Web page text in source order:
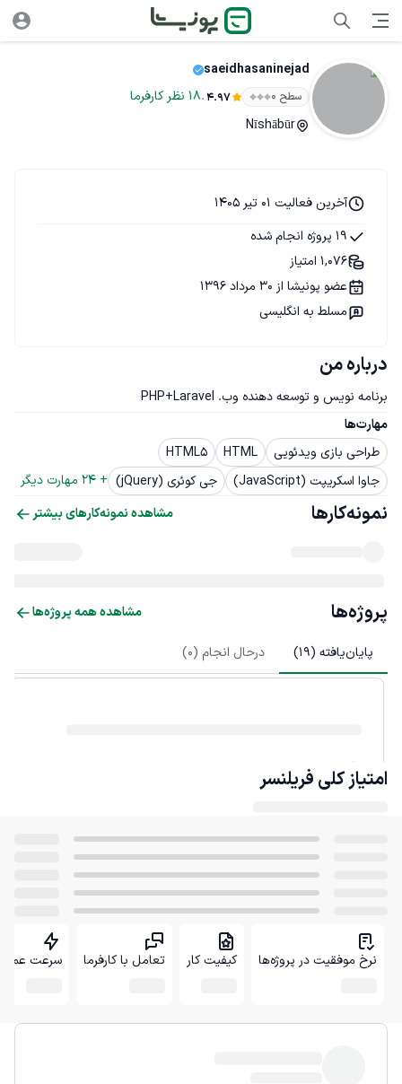
saeidhasaninejad
سطح ۰ 4.97
.
18 نظر کارفرما
Nīshābūr
درباره من
برنامه نویس و توسعه دهنده وب. PHP+Laravel
مهارت‌ها
طراحی بازی ویدئویی
HTML
HTML5
جاوا اسکریپت (JavaScript)
جی کوئری (jQuery) +
24 مهارت دیگر
آخرین فعالیت 01 تیر 1405
19 پروژه انجام شده
1,076 امتیاز
عضو پونیشا از 30 مرداد 1396
مسلط به انگلیسی
نمونه‌کارها مشاهده نمونه‌کارهای بیشتر
پروژه‌ها مشاهده همه پروژه‌ها
پایان‌یافته (19
) درحال انجام (0
)
امتیاز کلی فریلنسر
نرخ موفقیت در پروژه‌ها کیفیت کار تعامل با کارفرما سرعت عمل